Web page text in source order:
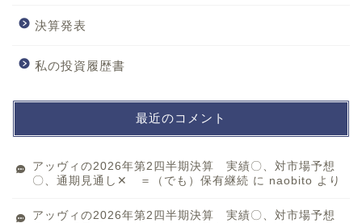
決算発表
私の投資履歴書
最近のコメント
アッヴィの2026年第2四半期決算 実績〇、対市場予想
〇、通期見通し✕ ＝（でも）保有継続 に naobito より
アッヴィの2026年第2四半期決算 実績〇、対市場予想